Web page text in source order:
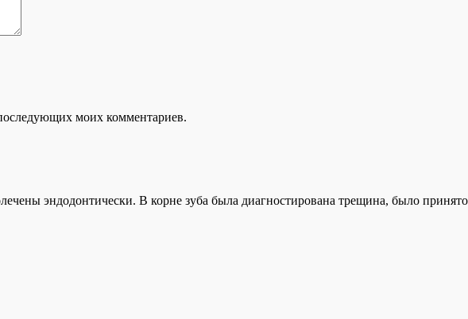
моих комментариев.
эндодонтически. В корне зуба была диагностирована трещина, было